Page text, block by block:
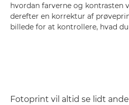
hvordan farverne og kontrasten
derefter en korrektur af
billede for at kontrollere, hvad
Fotoprint vil altid se lidt